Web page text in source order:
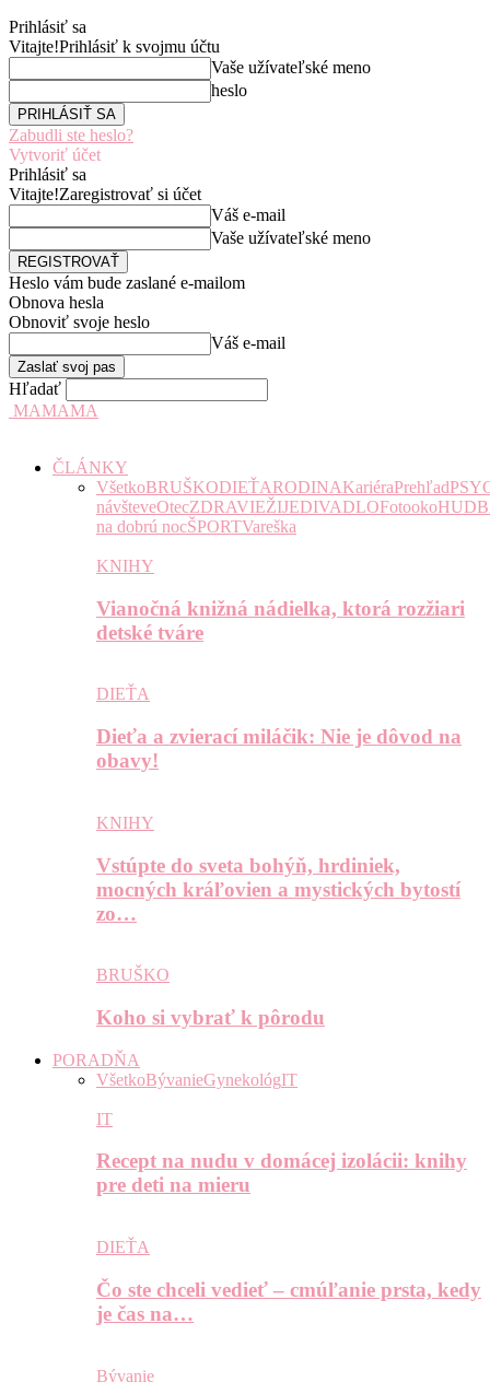
Prihlásiť sa
Vitajte!Prihlásiť k svojmu účtu
Vaše užívateľské meno
heslo
Zabudli ste heslo?
Vytvoriť účet
Prihlásiť sa
Vitajte!Zaregistrovať si účet
Váš e-mail
Vaše užívateľské meno
Heslo vám bude zaslané e-mailom
Obnova hesla
Obnoviť svoje heslo
Váš e-mail
Hľadať
MAMAMA
ČLÁNKY
VšetkoBRUŠKODIEŤARODINAKariéraPrehľad
návšteveOtecZDRAVIEŽIJEDIVADLOFotooko
na dobrú nocŠPORTVareška
KNIHY
Vianočná knižná nádielka, ktorá rozžiari
detské tváre
DIEŤA
Dieťa a zvierací miláčik: Nie je dôvod na
obavy!
KNIHY
Vstúpte do sveta bohýň, hrdiniek,
mocných kráľovien a mystických bytostí
zo…
BRUŠKO
Koho si vybrať k pôrodu
PORADŇA
VšetkoBývanieGynekológIT
IT
Recept na nudu v domácej izolácii: knihy
pre deti na mieru
DIEŤA
Čo ste chceli vedieť – cmúľanie prsta, kedy
je čas na…
Bývanie